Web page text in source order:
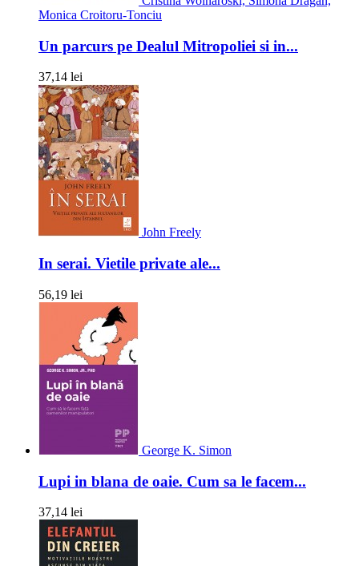
Monica Croitoru-Tonciu
Un parcurs pe Dealul Mitropoliei si in...
37,14 lei
John Freely
In serai. Vietile private ale...
56,19 lei
George K. Simon
Lupi in blana de oaie. Cum sa le facem...
37,14 lei